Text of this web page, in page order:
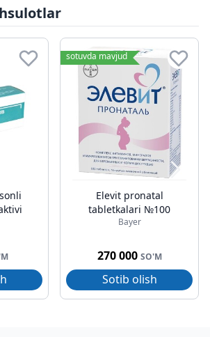
sotuvda mavjud
Elevit pronatal
tabletkalari №100
Bayer
270 000 SO'M
Sotib olish